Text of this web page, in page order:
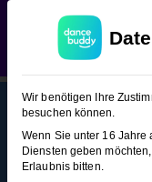
WEDDING
Salsa
Salsa
(Figuren-
Snacks
3)
17
This content is
Wir benötigen Ihre
besuchen können.
Wenn Sie unter 16 Jahre
Diensten geben
Erlaubnis bitten.